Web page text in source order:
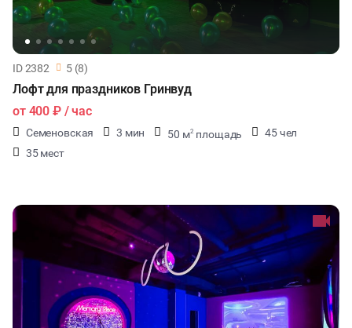
ID 2382 5 (8)
Лофт для праздников Гринвуд
от 400 ₽/ час
Семеновская 3 мин 50 м2 площадь
45 чел
35 мест